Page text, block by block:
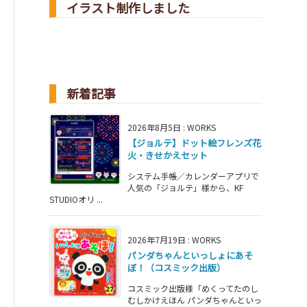
イラスト制作しました
新着記事
2026年8月5日 : WORKS
【ジョルテ】ドット絵フレンズ花
火・きせかえセット
システム手帳／カレンダーアプリで
人気の「ジョルテ」様から、KF
STUDIOオリ ...
2026年7月19日 : WORKS
パンダちゃんといっしょにあそ
ぼ！（コスミック出版）
コスミック出版様「めくってたのし
むしかけえほん パンダちゃんといっ